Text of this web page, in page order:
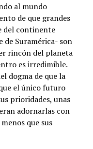
al mundo
de que grandes
del continente
de Suramérica- son
rincón del planeta
es irredimible.
dogma de que la
el único futuro
prioridades, unas
adornarlas con
que sus